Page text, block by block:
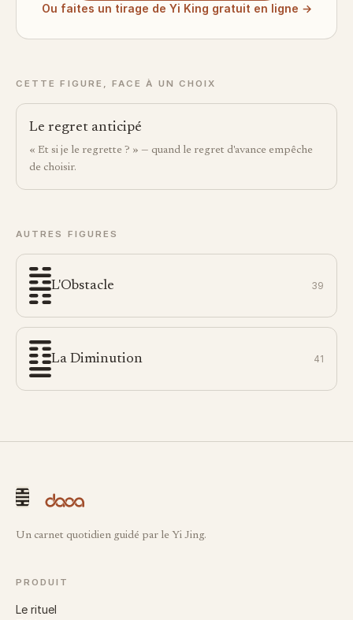
Ou faites un tirage de Yi King gratuit en ligne →
CETTE FIGURE, FACE À UN CHOIX
Le regret anticipé
« Et si je le regrette ? » — quand le regret d'avance empêche
de choisir.
AUTRES FIGURES
L'Obstacle 39
La Diminution 41
Un carnet quotidien guidé par le Yi Jing.
PRODUIT
Le rituel